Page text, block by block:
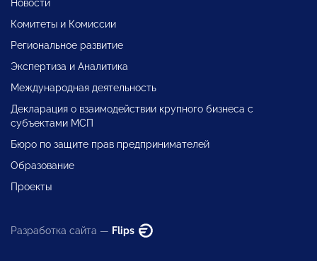
Новости
Комитеты и Комиссии
Региональное развитие
Экспертиза и Аналитика
Международная деятельность
Декларация о взаимодействии крупного бизнеса с
субъектами МСП
Бюро по защите прав предпринимателей
Образование
Проекты
Разработка сайта — Flips